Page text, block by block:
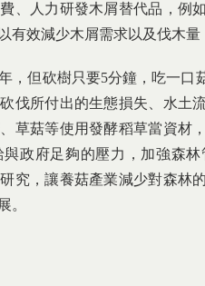
、人力研發木屑替代品，例
有效減少木屑需求以及伐木量
，但砍樹只要5分鐘，吃一口
伐所付出的生態損失、水土
草菇等使用發酵稻草當資材
政府足夠的壓力，加強森
究，讓養菇產業減少對森林
。